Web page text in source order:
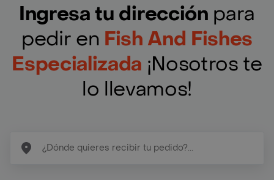
Ingresa tu dirección para
pedir en Fish And Fishes
Especializada ¡Nosotros te
lo llevamos!